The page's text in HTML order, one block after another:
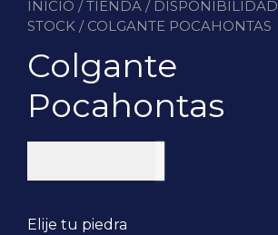
INICIO /TIENDA / DISPONIBILIDAD
STOCK / COLGANTE POCAHONTAS
Colgante
Pocahontas
Elije tu piedra